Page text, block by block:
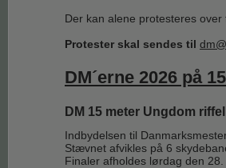
Der kan alene protesteres over
Protester skal sendes til
DM´erne 2026 på
DM 15 meter Ungdom
Indbydelsen til
Stævnet afvikles på 6
Finaler afholdes lørdag den